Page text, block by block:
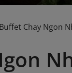
Chay Ngon